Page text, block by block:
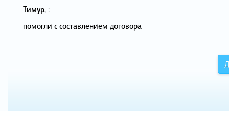
Тимур, :
помогли с составлением договора